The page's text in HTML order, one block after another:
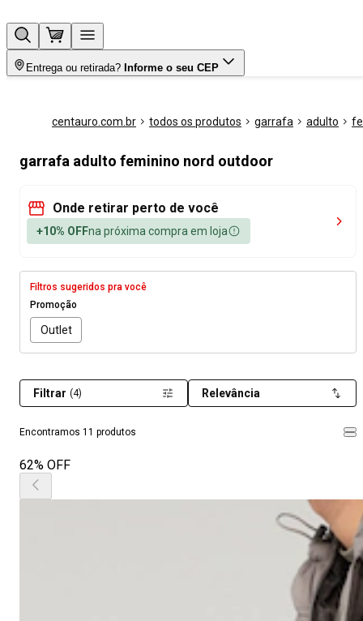
Entrega ou retirada? Informe o seu CEP
centauro.com.br todos os produtos garrafa adulto
garrafa adulto feminino nord outdoor
Onde retirar perto de você
+10% OFFna próxima compra em loja
Filtros sugeridos pra você
Promoção
Outlet
Encontramos 11 produtos
Filtrar (4) Relevância
62% OFF